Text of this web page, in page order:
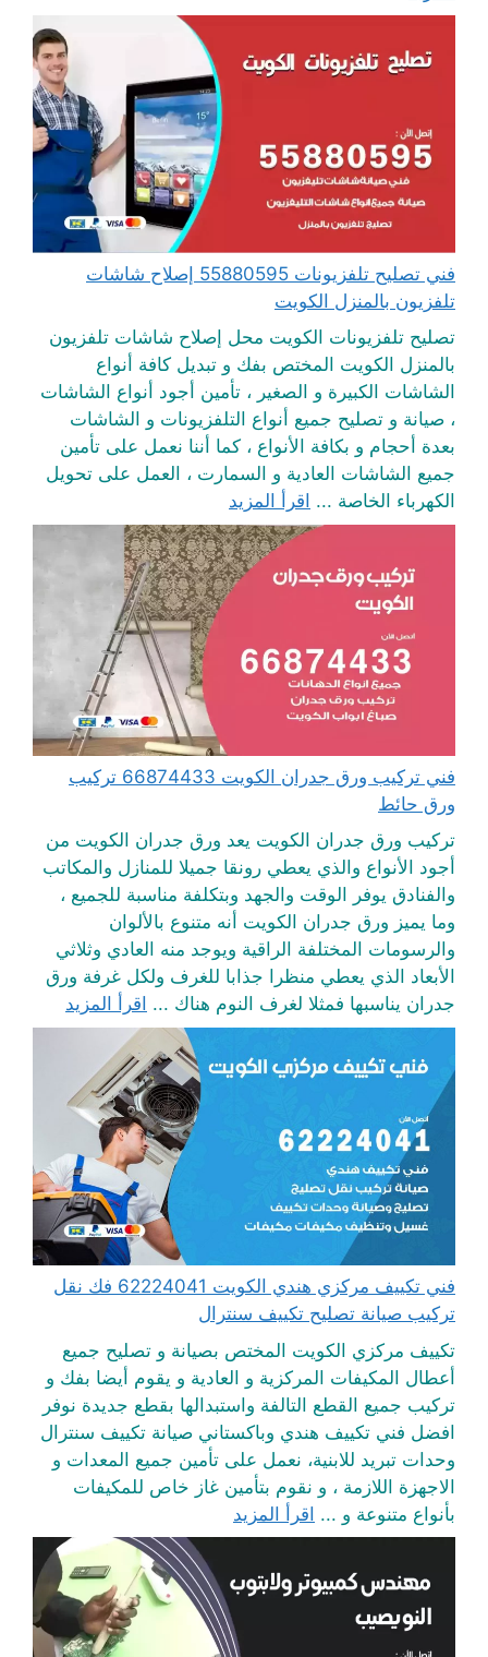
فني تصليح تلفزيونات 55880595 إصلاح شاشات
تلفزيون بالمنزل الكويت
تصليح تلفزيونات الكويت محل إصلاح شاشات تلفزيون
بالمنزل الكويت المختص بفك و تبديل كافة أنواع
الشاشات الكبيرة و الصغير ، تأمين أجود أنواع الشاشات
، صيانة و تصليح جميع أنواع التلفزيونات و الشاشات
بعدة أحجام و بكافة الأنواع ، كما أننا نعمل على تأمين
جميع الشاشات العادية و السمارت ، العمل على تحويل
الكهرباء الخاصة ... اقرأ المزيد
فني تركيب ورق جدران الكويت 66874433 تركيب
ورق حائط
تركيب ورق جدران الكويت يعد ورق جدران الكويت من
أجود الأنواع والذي يعطي رونقا جميلا للمنازل والمكاتب
والفنادق يوفر الوقت والجهد وبتكلفة مناسبة للجميع ،
وما يميز ورق جدران الكويت أنه متنوع بالألوان
والرسومات المختلفة الراقية ويوجد منه العادي وثلاثي
الأبعاد الذي يعطي منظرا جذابا للغرف ولكل غرفة ورق
جدران يناسبها فمثلا لغرف النوم هناك ... اقرأ المزيد
فني تكييف مركزي هندي الكويت 62224041 فك نقل
تركيب صيانة تصليح تكييف سنترال
تكييف مركزي الكويت المختص بصيانة و تصليح جميع
أعطال المكيفات المركزية و العادية و يقوم أيضا بفك و
تركيب جميع القطع التالفة واستبدالها بقطع جديدة نوفر
افضل فني تكييف هندي وباكستاني صيانة تكييف سنترال
وحدات تبريد للابنية، نعمل على تأمين جميع المعدات و
الاجهزة اللازمة ، و نقوم بتأمين غاز خاص للمكيفات
بأنواع متنوعة و ... اقرأ المزيد